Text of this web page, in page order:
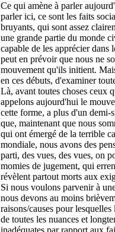
Ce qui amène à parler
parler ici, ce sont les faits
bruyants, qui sont assez
une grande partie du monde
capable de les apprécier dans
peut en prévoir que nous ne
mouvement qu'ils initient.
en ces débuts, d'examiner
Là, avant toutes choses ceux
appelons aujourd'hui le
cette forme, a plus d'un demi-
que, maintenant que nous
qui ont émergé de la terrible
mondiale, nous avons des
parti, des vues, des vues, on
momies de jugement, qui
révèlent partout morts aux
Si nous voulons parvenir à
nous devons au moins
raisons/causes pour
de toutes les nuances et
inadéquates par rapport aux